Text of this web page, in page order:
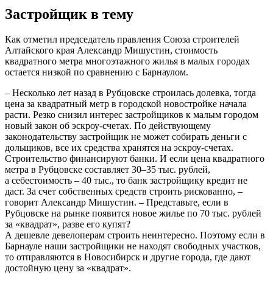
Застройщик в тему
Как отметил председатель правления Союза строителей
Алтайского края Александр Мишустин, стоимость
квадратного метра многоэтажного жилья в малых городах
остается низкой по сравнению с Барнаулом.
– Несколько лет назад в Рубцовске строилась долевка, тогда
цена за квадратный метр в городской новостройке начала
расти. Резко снизил интерес застройщиков к малым городом
новый закон об эскроу-счетах. По действующему
законодательству застройщик не может собирать деньги с
дольщиков, все их средства хранятся на эскроу-счетах.
Строительство финансируют банки. И если цена квадратного
метра в Рубцовске составляет 30–35 тыс. рублей,
а себестоимость – 40 тыс., то банк застройщику кредит не
даст. За счет собственных средств строить рискованно, –
говорит Александр Мишустин. – Представьте, если в
Рубцовске на рынке появится новое жилье по 70 тыс. рублей
за «квадрат», разве его купят?
А дешевле девелоперам строить неинтересно. Поэтому если в
Барнауле наши застройщики не находят свободных участков,
то отправляются в Новосибирск и другие города, где дают
достойную цену за «квадрат».